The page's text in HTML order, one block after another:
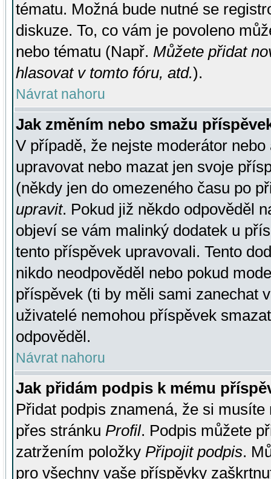
tématu. Možná bude nutné se
diskuze. To, co vám je povoleno
nebo tématu (Např. Můžete přidat
hlasovat v tomto fóru, atd.).
Návrat nahoru
Jak změním nebo smažu
V případě, že nejste moderátor
upravovat nebo mazat jen svoje
(někdy jen do omezeného času po
upravit. Pokud již někdo odpověděl
objeví se vám malinký dodatek u
tento příspěvek upravovali. Tento
nikdo neodpověděl nebo pokud
příspěvek (ti by měli sami zanechat
uživatelé nemohou příspěvek
odpověděl.
Návrat nahoru
Jak přidám podpis k mému
Přidat podpis znamená, že si
přes stránku Profil. Podpis můžete
zatržením položky Připojit podpis.
pro všechny vaše příspěvky